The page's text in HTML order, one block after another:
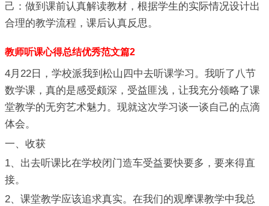
己：做到课前认真解读教材，根据学生的实际情况设计出
合理的教学流程，课后认真反思。
教师听课心得总结优秀范文篇2
4月22日，学校派我到松山四中去听课学习。我听了八节
数学课，真的是感受颇深，受益匪浅，让我充分领略了课
堂教学的无穷艺术魅力。现就这次学习谈一谈自己的点滴
体会。
一、收获
1、出去听课比在学校闭门造车受益要快要多，要来得直
接。
2、课堂教学应该追求真实。在我们的观摩课教学中我总